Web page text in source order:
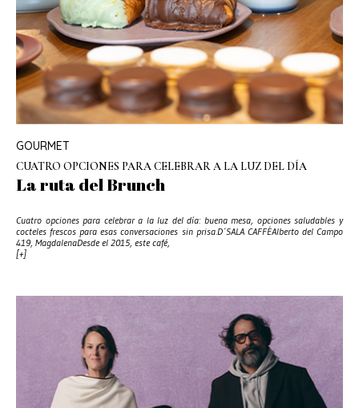
GOURMET
CUATRO OPCIONES PARA CELEBRAR A LA LUZ DEL DÍA
La ruta del Brunch
Cuatro opciones para celebrar a la luz del día: buena mesa, opciones saludables y
cocteles frescos para esas conversaciones sin prisa.D´SALA CAFFÉAlberto del Campo
419, MagdalenaDesde el 2015, este café,
[+]